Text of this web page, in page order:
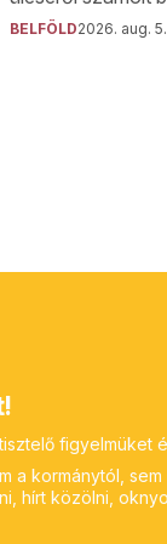
BELFÖLD2026. aug.
figyelmüket
a kormánytól,
hírt közölni,